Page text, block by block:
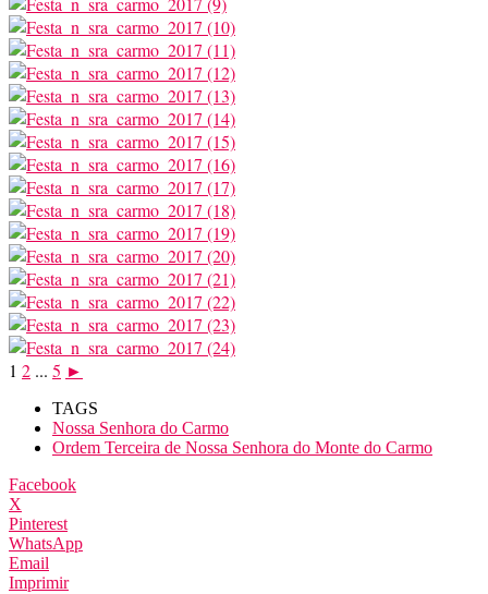
1 2 ... 5 ►
TAGS
Nossa Senhora do Carmo
Ordem Terceira de Nossa Senhora do Monte do Carmo
Facebook
X
Pinterest
WhatsApp
Email
Imprimir